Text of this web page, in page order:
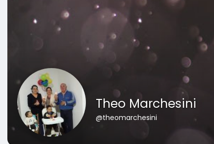
Theo Marchesini
@theomarchesini